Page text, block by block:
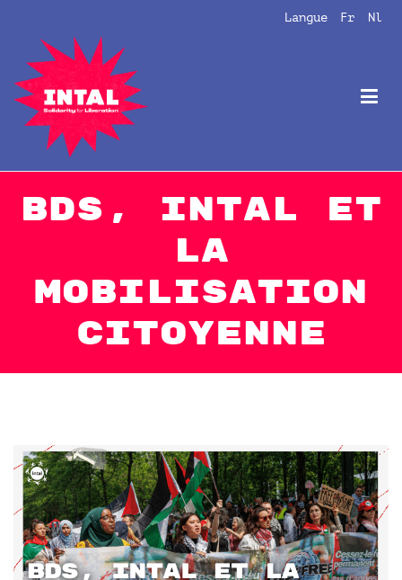
Langue Fr Nl
Intal
Globalize Solidarity!
BDS, Intal et
la
mobilisation
citoyenne